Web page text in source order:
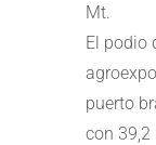
Mt.
El podio
puerto
con 39,2